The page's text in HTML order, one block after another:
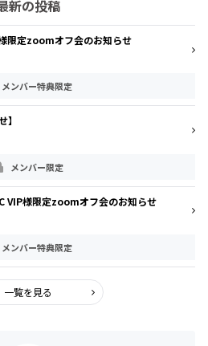
新の投稿
限定zoomオフ会のお知らせ
メンバー特典限定
】
メンバー限定
VIP様限定zoomオフ会のお知らせ
メンバー特典限定
一覧を見る